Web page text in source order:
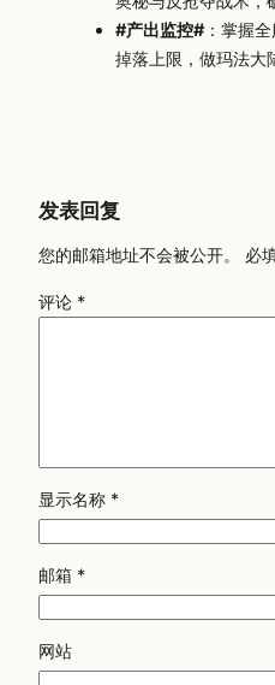
#产出监控#：掌握
掉落上限，做玛法大
发表回复
您的邮箱地址不会被公开。 必
评论 *
显示名称 *
邮箱 *
网站